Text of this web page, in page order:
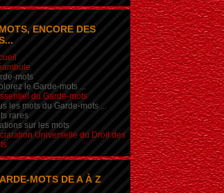
ENCORE DES
mots
le Garde-mots ...
du Garde-mots
les mots du Garde-mots ...
rares
sur les mots
Universelle du Droit des
MOTS DE A À Z